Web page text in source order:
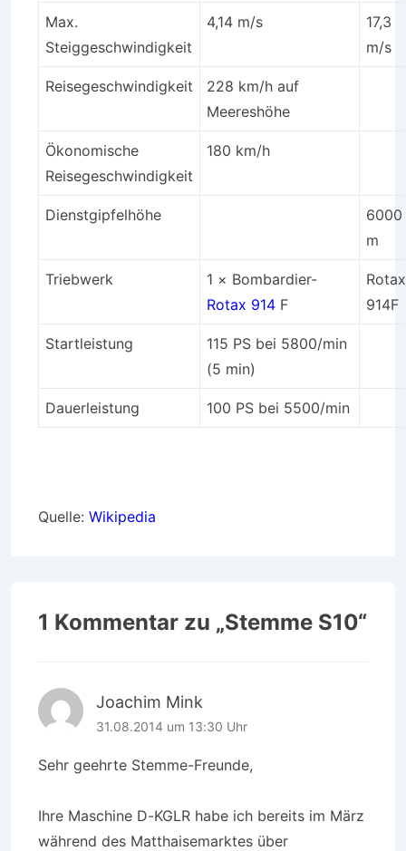
Max.
Steiggeschwindigkeit
4,14 m/s
17,3
m/s
Reisegeschwindigkeit
228 km/h auf
Meereshöhe
Ökonomische
Reisegeschwindigkeit
180 km/h
Dienstgipfelhöhe
6000
m
Triebwerk
1 × Bombardier-
Rotax 914 F
Rotax
914F
Startleistung
115 PS bei 5800/min
(5 min)
Dauerleistung 100 PS bei 5500/min
Quelle: Wikipedia
1 Kommentar zu „Stemme S10“
Joachim Mink
31.08.2014 um 13:30 Uhr
Sehr geehrte Stemme-Freunde,
Ihre Maschine D-KGLR habe ich bereits im März
während des Matthaisemarktes über